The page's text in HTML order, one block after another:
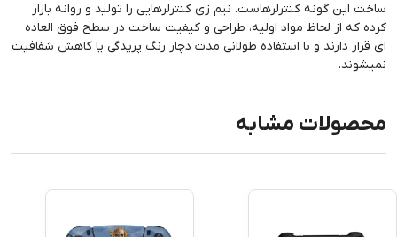
ساخت این گونه کنترلرهاست. نیم زی کنترلرهایی را تولید و روانه بازار
کرده که از لحاظ مواد اولیه، طراحی و کیفیت ساخت در سطح فوق العاده
ای قرار دارند و با استفاده طولانی مدت دچار رنگ پریدگی یا کاهش شفافیت
نمیشوند.
محصولات مشابه